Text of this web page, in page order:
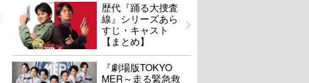
歴代『踊る大捜査
線』シリーズあら
すじ・キャスト
【まとめ】
『劇場版TOKYO
MER～走る緊急救